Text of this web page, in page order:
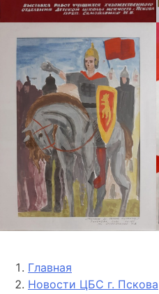
Главная
Новости ЦБС г. Пскова